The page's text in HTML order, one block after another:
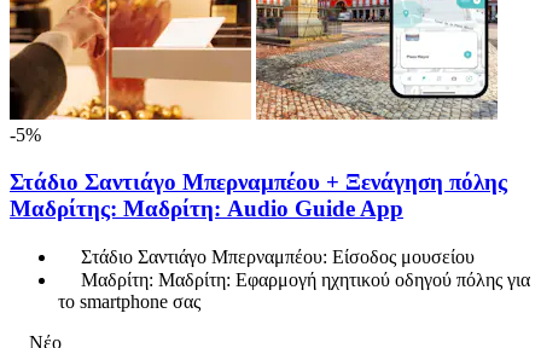
-5%
Στάδιο Σαντιάγο Μπερναμπέου + Ξενάγηση πόλης
Μαδρίτης: Μαδρίτη: Audio Guide App
Στάδιο Σαντιάγο Μπερναμπέου: Είσοδος μουσείου
Μαδρίτη: Μαδρίτη: Εφαρμογή ηχητικού οδηγού πόλης για
το smartphone σας
Νέο